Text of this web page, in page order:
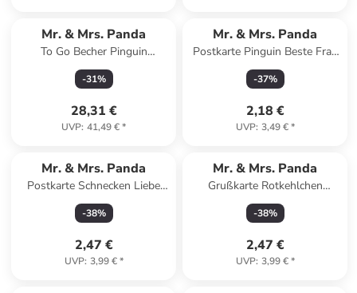
Mr. & Mrs. Panda
To Go Becher Pinguin
Weihnachtsbaum mit Spruch
in Weiß
-31%
28,31 €
UVP: 41,49 €*
Mr. & Mrs. Panda
Postkarte Pinguin Beste Frau
der Welt mit Spruch in Weiß
-37%
2,18 €
UVP: 3,49 €*
Mr. & Mrs. Panda
Postkarte Schnecken Liebe
mit Spruch in Weiß
-38%
2,47 €
UVP: 3,99 €*
Mr. & Mrs. Panda
Grußkarte Rotkehlchen
Weihnachten mit Spruch in
Eisblau
-38%
2,47 €
UVP: 3,99 €*